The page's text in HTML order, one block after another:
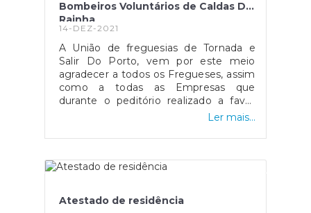
Bombeiros Voluntários de Caldas Da
Rainha
14-DEZ-2021
A União de freguesias de Tornada e
Salir Do Porto, vem por este meio
agradecer a todos os Fregueses, assim
como a todas as Empresas que
durante o peditório realizado a favor
dos Bombeiros Voluntários de Caldas
contributo esse que permitiu que no
Freguesias tenha entregue no Cortejo
Voluntários De Caldas Da Rainha um
cheque no valor de
Ler mais...
Atestado de residência